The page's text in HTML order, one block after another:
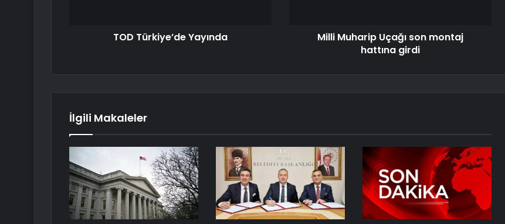
TOD Türkiye’de Yayında
Milli Muharip Uçağı son montaj
hattına girdi
İlgili Makaleler